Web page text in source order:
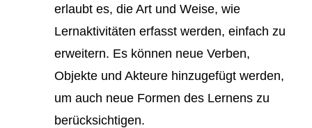
erlaubt es, die Art und Weise, wie
Lernaktivitäten erfasst werden, einfach zu
erweitern. Es können neue Verben,
Objekte und Akteure hinzugefügt werden,
um auch neue Formen des Lernens zu
berücksichtigen.